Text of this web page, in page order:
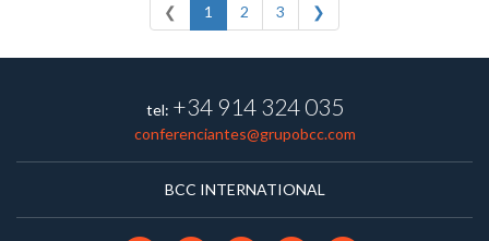
❮ 1 2 3 ❯
tel: +34 914 324 035
conferenciantes@grupobcc.com
BCC INTERNATIONAL